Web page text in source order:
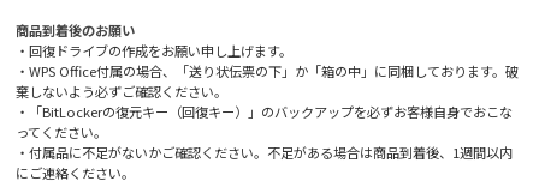
商品到着後のお願い
・回復ドライブの作成をお願い申し上げます。
・WPS Office付属の場合、「送り状伝票の下」か「箱の中」に同梱しております。破
棄しないよう必ずご確認ください。
・「BitLockerの復元キー（回復キー）」のバックアップを必ずお客様自身でおこな
ってください。
・付属品に不足がないかご確認ください。不足がある場合は商品到着後、1週間以内
にご連絡ください。